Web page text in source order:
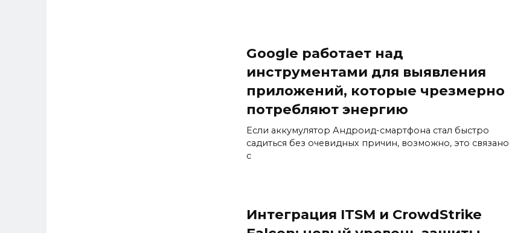
Google работает над
инструментами для выявления
приложений, которые чрезмерно
потребляют энергию
Если аккумулятор Андроид-смартфона стал быстро
садиться без очевидных причин, возможно, это связано
с
Интеграция ITSM и CrowdStrike